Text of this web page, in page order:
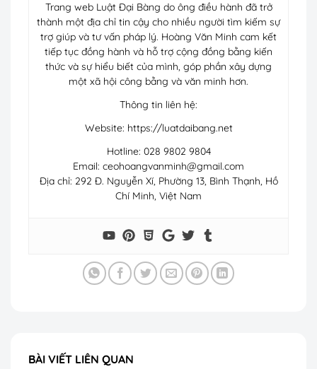
Trang web Luật Đại Bàng do ông điều hành đã trở
thành một địa chỉ tin cậy cho nhiều người tìm kiếm sự
trợ giúp và tư vấn pháp lý. Hoàng Văn Minh cam kết
tiếp tục đồng hành và hỗ trợ cộng đồng bằng kiến
thức và sự hiểu biết của mình, góp phần xây dựng
một xã hội công bằng và văn minh hơn.
Thông tin liên hệ:
Website: https://luatdaibang.net
Hotline: 028 9802 9804
Email: ceohoangvanminh@gmail.com
Địa chỉ: 292 Đ. Nguyễn Xí, Phường 13, Bình Thạnh, Hồ
Chí Minh, Việt Nam
BÀI VIẾT LIÊN QUAN